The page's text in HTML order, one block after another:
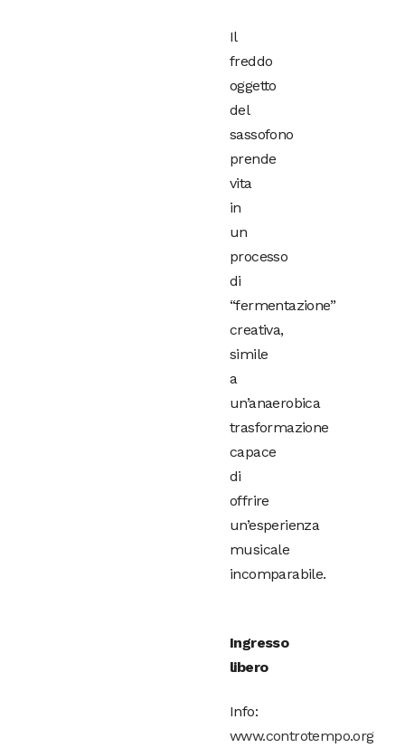
Il
freddo
oggetto
del
sassofono
prende
vita
in
un
processo
di
“fermentazione”
creativa,
simile
a
un’anaerobica
trasformazione
capace
di
offrire
un’esperienza
musicale
incomparabile.
Ingresso
libero
Info:
www.controtempo.org